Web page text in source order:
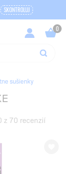
SKONTROLUJ
sušienky
z 70 recenzií